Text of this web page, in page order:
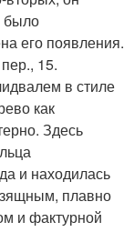
было
его появления.
15.
в стиле
как
Здесь
и находилась
плавно
и фактурной